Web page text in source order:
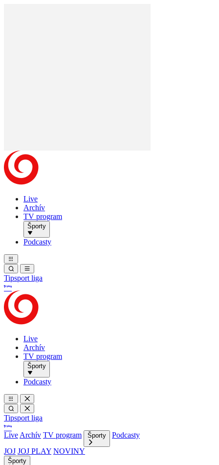
Live
Archív
TV program
Športy
Podcasty
Tipsport liga
Live
Archív
TV program
Športy
Podcasty
Tipsport liga
Live Archív TV program Športy
Podcasty
JOJ JOJ PLAY NOVINY
Športy